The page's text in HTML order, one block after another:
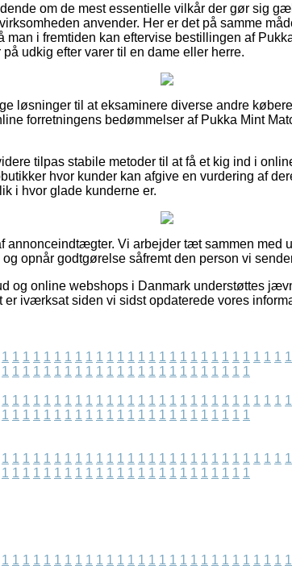
om de mest essentielle vilkår der gør sig
anvender. Her er det på samme
man i fremtiden kan eftervise bestillingen af
udkig efter varer til en dame eller herre.
løsninger til at eksaminere diverse andre
forretningens bedømmelser af Pukka Mint
tilpas stabile metoder til at få et kig ind i
hvor kunder kan afgive en vurdering af
i hvor glade kunderne er.
annonceindtægter. Vi arbejder tæt sammen med
opnår godtgørelse såfremt den person vi
og online webshops i Danmark understøttes
er iværksat siden vi sidst opdaterede vores
1 1 1 1 1 1 1 1 1 1 1 1 1 1 1 1 1 1 1 1 1 1 1 1 1 1 1 1
1 1 1 1 1 1 1 1 1 1 1 1 1 1 1 1 1 1 1 1 1 1 1 1
1 1 1 1 1 1 1 1 1 1 1 1 1 1 1 1 1 1 1 1 1 1 1 1 1 1 1 1
1 1 1 1 1 1 1 1 1 1 1 1 1 1 1 1 1 1 1 1 1 1 1 1
1 1 1 1 1 1 1 1 1 1 1 1 1 1 1 1 1 1 1 1 1 1 1 1 1 1 1 1
1 1 1 1 1 1 1 1 1 1 1 1 1 1 1 1 1 1 1 1 1 1 1 1
1 1 1 1 1 1 1 1 1 1 1 1 1 1 1 1 1 1 1 1 1 1 1 1 1 1 1 1